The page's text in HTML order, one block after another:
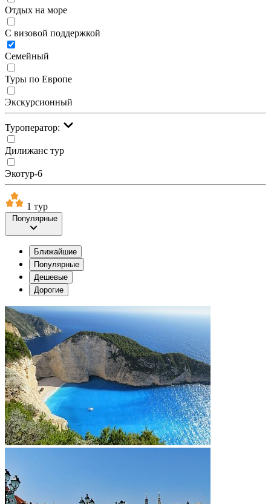
Отдых на море
С визовой поддержкой
Семейный
Туры по Европе
Экскурсионный
Туроператор:
Дилижанс тур
Экотур-6
1 тур
Популярные
Ближайшие
Популярные
Дешевые
Дорогие